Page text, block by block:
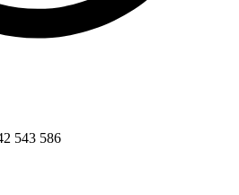
543 586